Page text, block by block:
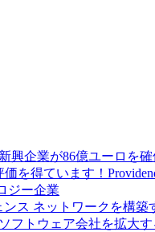
興企業が86億ユーロを確
を得ています！
ジー企業
ス ネットワークを構築
フトウェア会社を拡大